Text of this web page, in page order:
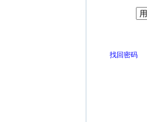
找回密码